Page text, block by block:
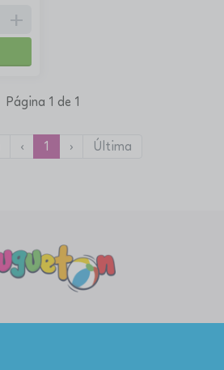
add
Página 1 de 1
‹ 1 › Última